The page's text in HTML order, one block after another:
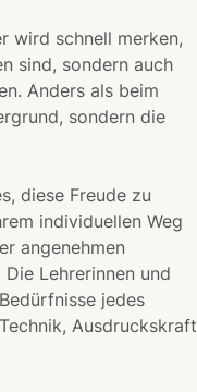
wird schnell merken,
sind, sondern auch
Anders als beim
sondern die
diese Freude zu
individuellen Weg
angenehmen
Lehrerinnen und
jedes
Ausdruckskraft